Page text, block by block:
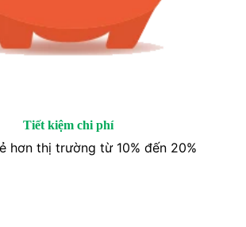
Tiết kiệm chi phí
hơn thị trường từ 10% đến 20%